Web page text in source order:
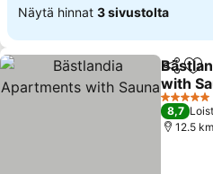
Näytä hinnat 3 sivustolta
Jaa
with
5
8,7
12.5